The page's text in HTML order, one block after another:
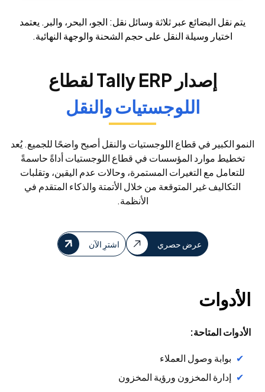
يتم نقل البضائع عبر ثلاثة وسائل نقل: الجو، البحر، والبر. يعتمد
اختيار وسيلة النقل على حجم الشحنة والوجهة النهائية.
إصدار Tally ERP لقطاع
اللوجستيات والنقل
النمو الكبير في قطاع اللوجستيات والنقل أصبح واضحًا للجميع. يُعد
تخطيط موارد المؤسسات في قطاع اللوجستيات أداةً حاسمةً
للتعامل مع التغيرات المستمرة، وحالات عدم اليقين، وتقلبات
التكاليف غير المتوقعة من خلال الأتمتة والذكاء المتقدم في
الأنظمة.
عرض حصري اشترِ الآن
الأدوات
الأدوات المتاحة:
بوابة وصول العملاء
إدارة المخزون ورؤية المخزون